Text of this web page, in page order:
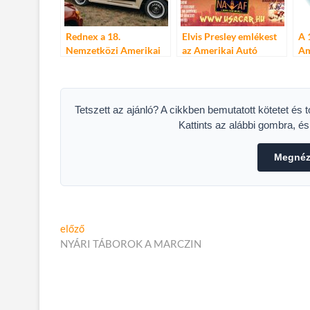
Rednex a 18.
Nemzetközi Amerikai
Elvis Presley emlékest
az Amerikai Autó
A
Tetszett az ajánló? A cikkben bemutatott kötetet és
Kattints az alábbi gombra,
Bejegyzés
navigáció
előzőElőző
cikk:
NYÁRI TÁBOROK A MARCZIN